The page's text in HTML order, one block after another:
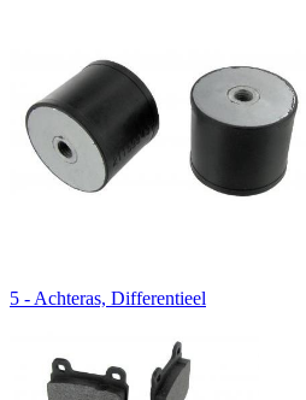
5 - Achteras, Differentieel